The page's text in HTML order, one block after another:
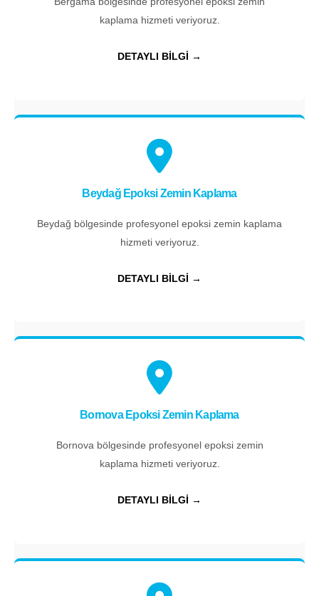
kaplama hizmeti veriyoruz.
DETAYLI BİLGİ →
Beydağ Epoksi Zemin Kaplama
Beydağ bölgesinde profesyonel epoksi zemin kaplama
hizmeti veriyoruz.
DETAYLI BİLGİ →
Bornova Epoksi Zemin Kaplama
Bornova bölgesinde profesyonel epoksi zemin
kaplama hizmeti veriyoruz.
DETAYLI BİLGİ →